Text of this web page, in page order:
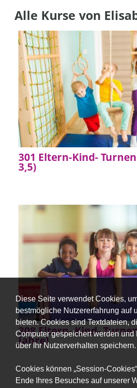
Diese Seite verwendet Cookies,
bestmögliche Nutzererfahrung auf
bieten. Cookies sind Textdateien,
Computer gespeichert werden und
über Ihr Nutzerverhalten speichern.
Cookies können „Session-
Ende Ihres Besuches auf unserer
Alle Kurse von
301 Eltern-Kind-
3,5)
308 Eltern- Kind-
Jahre)